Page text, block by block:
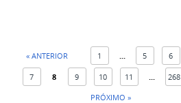
« ANTERIOR 1 5 6
7 8 9 10 11
268
PRÓXIMO »